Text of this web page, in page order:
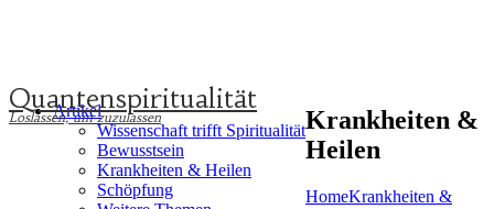
Quantenspiritualität
Artikel
Wissenschaft trifft Spiritualität
Bewusstsein
Krankheiten & Heilen
Schöpfung
Krankheiten &
Heilen
HomeKrankheiten &